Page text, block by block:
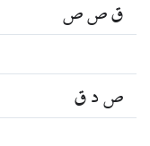
ق ص ص
ص د ق